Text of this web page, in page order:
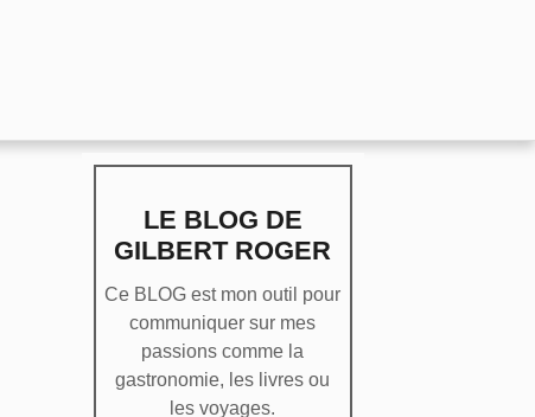
LE BLOG DE
GILBERT ROGER
Ce BLOG est mon outil pour
communiquer sur mes
passions comme la
gastronomie, les livres ou
les voyages.